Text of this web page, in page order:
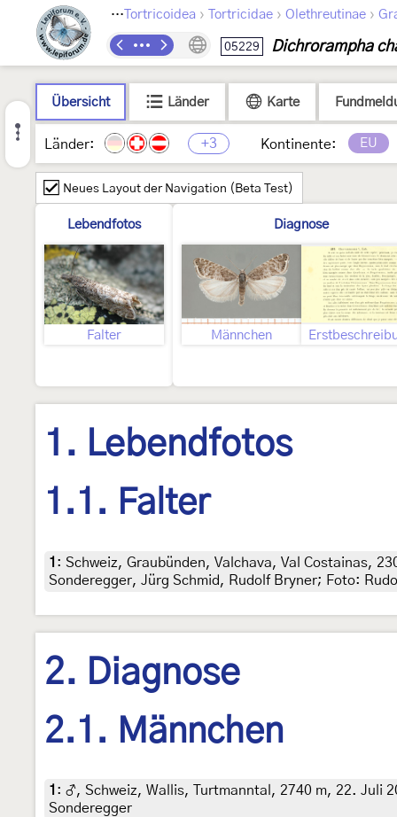
Lepidoptera › Tortricoidea › Tortricidae › Olethreutinae ›
05229 Dichrorampha
Übersicht Länder Karte
Länder: +3 Kontinente: EU
Neues Layout der Navigation (Beta Test)
Lebendfotos
Falter
Diagnose
Männchen
1. Lebendfotos
1.1. Falter
1 : Schweiz, Graubünden, Valchava, Val Costainas,
Sonderegger, Jürg Schmid, Rudolf Bryner; Foto:
2. Diagnose
2.1. Männchen
1 : ♂, Schweiz, Wallis, Turtmanntal, 2740 m, 22. Juli
Sonderegger